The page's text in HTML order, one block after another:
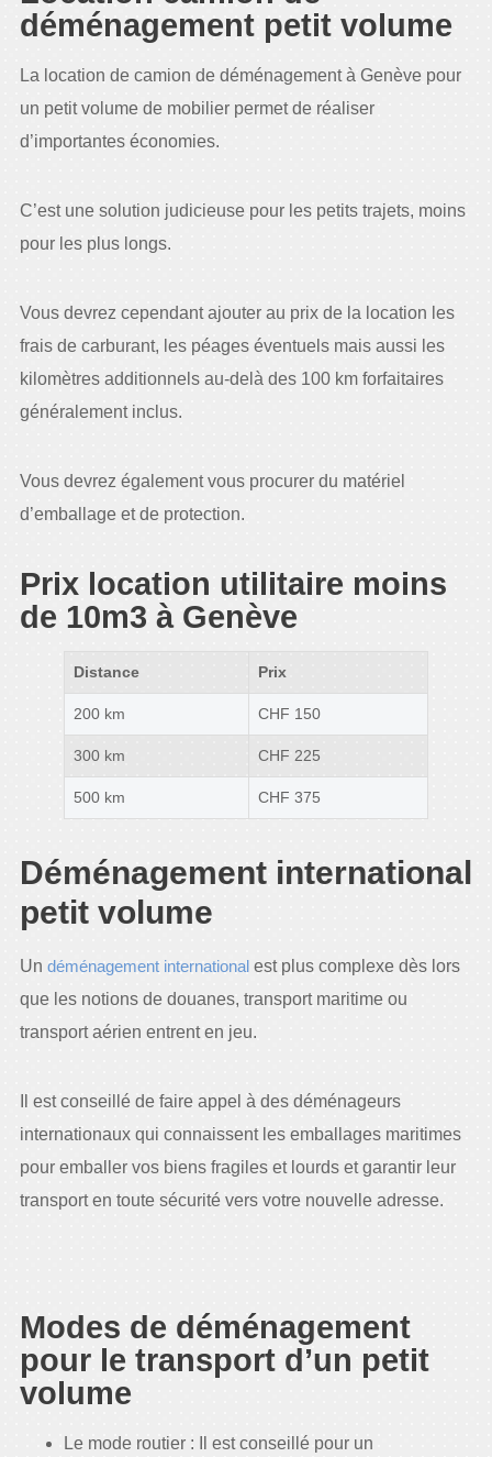
déménagement petit volume
La location de camion de déménagement à Genève pour
un petit volume de mobilier permet de réaliser
d’importantes économies.
C’est une solution judicieuse pour les petits trajets, moins
pour les plus longs.
Vous devrez cependant ajouter au prix de la location les
frais de carburant, les péages éventuels mais aussi les
kilomètres additionnels au-delà des 100 km forfaitaires
généralement inclus.
Vous devrez également vous procurer du matériel
d’emballage et de protection.
Prix location utilitaire moins
de 10m3 à Genève
Distance Prix
200 km CHF 150
300 km CHF 225
500 km CHF 375
Déménagement international
petit volume
Un déménagement international est plus complexe dès lors
que les notions de douanes, transport maritime ou
transport aérien entrent en jeu.
Il est conseillé de faire appel à des déménageurs
internationaux qui connaissent les emballages maritimes
pour emballer vos biens fragiles et lourds et garantir leur
transport en toute sécurité vers votre nouvelle adresse.
Modes de déménagement
pour le transport d’un petit
volume
Le mode routier : Il est conseillé pour un